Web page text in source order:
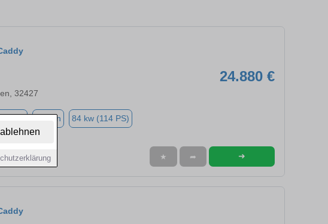
24.880 €
32427
Benzin 84 kw (114 PS)
★ ➦ ➜